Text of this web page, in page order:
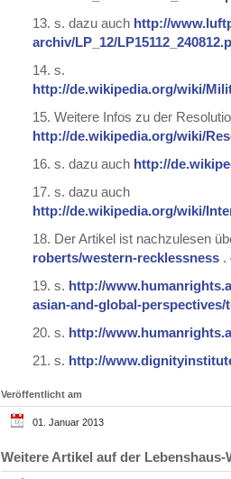
13. s. dazu auch http://
archiv/LP_12/
14. s.
http://de.wikipedia.org/wiki/
15. Weitere Infos zu der
http://de.wikipedia.org/wiki/
16. s. dazu auch http://
17. s. dazu auch
http://de.wikipedia.org/wiki/
18. Der Artikel ist nachzulesen
roberts/western-recklessness .
19. s. http://
asian-and-global-
20. s. http://
21. s. http://
Veröffentlicht am
01. Januar 2013
Weitere Artikel auf der